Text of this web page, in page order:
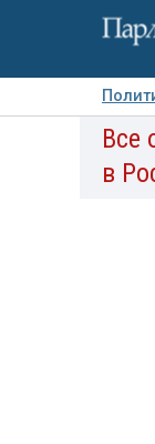
Все
в